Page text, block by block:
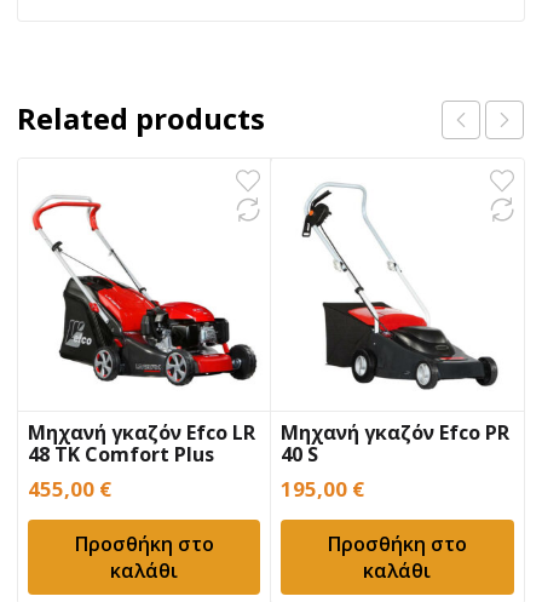
Related products
Μηχανή γκαζόν Efco LR
48 TK Comfort Plus
455,00 €
Προσθήκη στο
καλάθι
Μηχανή γκαζόν Efco PR
40 S
195,00 €
Προσθήκη στο
καλάθι